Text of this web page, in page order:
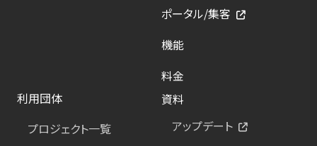
ポータル/集客
機能
料金
利用団体
プロジェクト一覧
資料
アップデート